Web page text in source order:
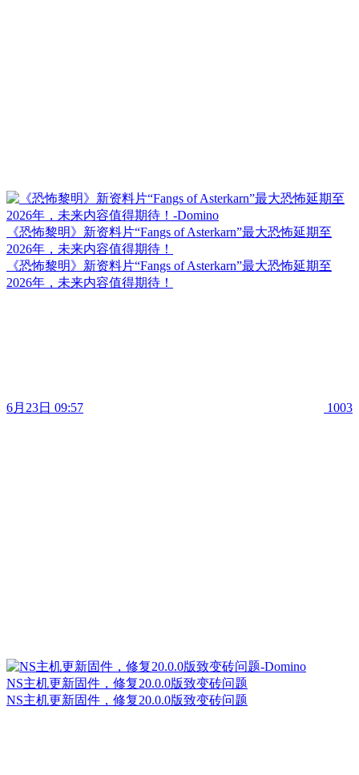
《恐怖黎明》新资料片“Fangs of Asterkarn”最大恐怖延期至
2026年，未来内容值得期待！
《恐怖黎明》新资料片“Fangs of Asterkarn”最大恐怖延期至
2026年，未来内容值得期待！
6月23日 09:57 1003
NS主机更新固件，修复20.0.0版致变砖问题
NS主机更新固件，修复20.0.0版致变砖问题